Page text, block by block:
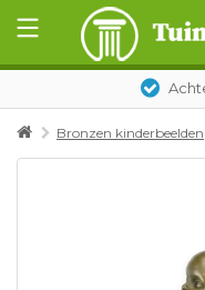
Bronzen kinderbeelden